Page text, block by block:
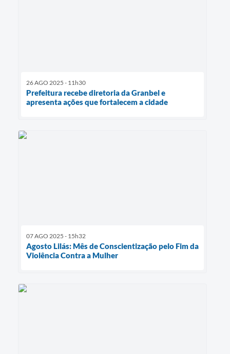
26 AGO 2025 - 11h30
Prefeitura recebe diretoria da Granbel e
apresenta ações que fortalecem a cidade
07 AGO 2025 - 15h32
Agosto Lilás: Mês de Conscientização pelo Fim da
Violência Contra a Mulher